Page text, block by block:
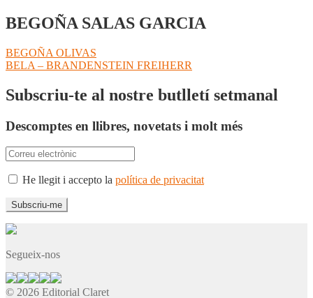
BEGOÑA SALAS GARCIA
Navegació
d'entrades
Entrada
anterior:
BEGOÑA OLIVAS
Pròxima
BELA – BRANDENSTEIN FREIHERR
Subscriu-te al nostre butlletí setmanal
Descomptes en llibres, novetats i molt més
He llegit i accepto la política de privacitat
Segueix-nos
© 2026 Editorial Claret